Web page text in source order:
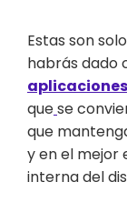
Estas son
habrás dado
quese
que
y en el mejor
interna del